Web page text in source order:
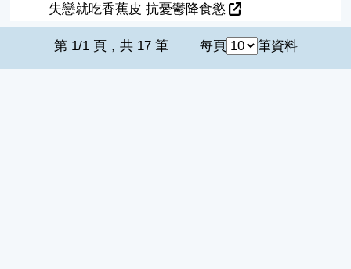
失戀就吃香蕉皮 抗憂鬱降食慾
第 1/1 頁，共 17 筆 每頁 筆資料